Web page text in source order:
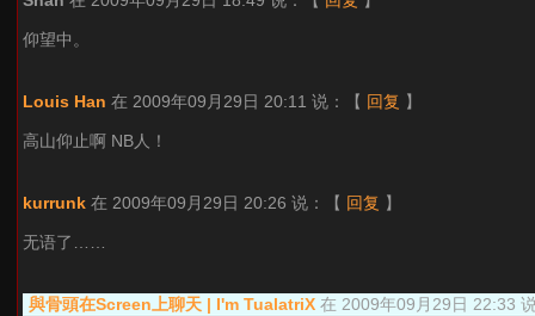
仰望中。
Louis Han 在 2009年09月29日 20:11 说： 【 回复 】
高山仰止啊 NB人！
kurrunk 在 2009年09月29日 20:26 说： 【 回复 】
无语了……
與骨頭在Screen上聊天 | I'm TualatriX 在 2009年09月29日 22:33 说